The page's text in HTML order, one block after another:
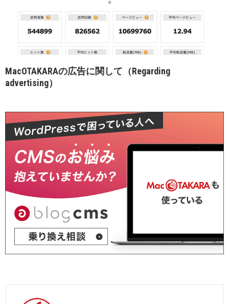
MacOTAKARAの広告に関して（Regarding
advertising）